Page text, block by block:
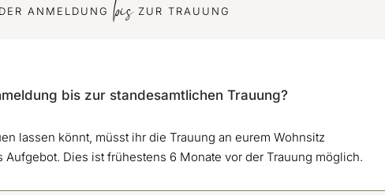
ANMELDUNGbisZUR TRAUUNG
bis zur standesamtlichen Trauung?
lassen könnt, müsst ihr die Trauung an eurem Wohnsitz
Aufgebot. Dies ist frühestens 6 Monate vor der Trauung möglich.